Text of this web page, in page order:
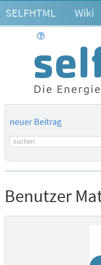
SELFHTML Wiki
neuer Beitrag
Suchbegriff
Benutzer